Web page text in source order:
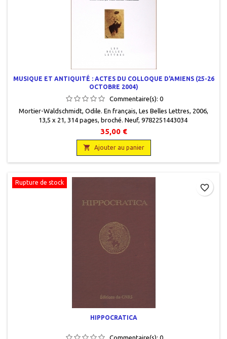
MUSIQUE ET ANTIQUITÉ : ACTES DU COLLOQUE D'AMIENS (25-26
OCTOBRE 2004)
Commentaire(s): 0
Mortier-Waldschmidt, Odile. En français, Les Belles Lettres, 2006,
13,5 x 21, 314 pages, broché. Neuf, 9782251443034
35,00 €
 Ajouter au panier
Rupture de stock
HIPPOCRATICA
Commentaire(s): 0
favorite_border